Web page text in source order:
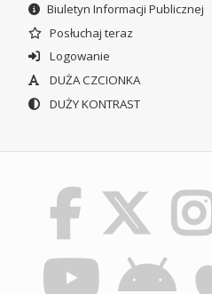
Biuletyn Informacji Publicznej
Posłuchaj teraz
Logowanie
DUŻA CZCIONKA
DUŻY KONTRAST